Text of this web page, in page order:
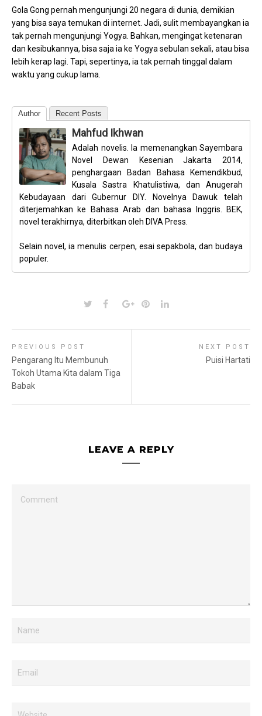
Gola Gong pernah mengunjungi 20 negara di dunia, demikian
yang bisa saya temukan di internet. Jadi, sulit membayangkan ia
tak pernah mengunjungi Yogya. Bahkan, mengingat ketenaran
dan kesibukannya, bisa saja ia ke Yogya sebulan sekali, atau bisa
lebih kerap lagi. Tapi, sepertinya, ia tak pernah tinggal dalam
waktu yang cukup lama.
Author Recent Posts
Mahfud Ikhwan
Adalah novelis. Ia memenangkan Sayembara
Novel Dewan Kesenian Jakarta 2014,
penghargaan Badan Bahasa Kemendikbud,
Kusala Sastra Khatulistiwa, dan Anugerah
Kebudayaan dari Gubernur DIY. Novelnya Dawuk telah
diterjemahkan ke Bahasa Arab dan bahasa Inggris. BEK,
novel terakhirnya, diterbitkan oleh DIVA Press.
Selain novel, ia menulis cerpen, esai sepakbola, dan budaya
populer.
PREVIOUS POST
Pengarang Itu Membunuh
Tokoh Utama Kita dalam Tiga
Babak
NEXT POST
Puisi Hartati
LEAVE A REPLY